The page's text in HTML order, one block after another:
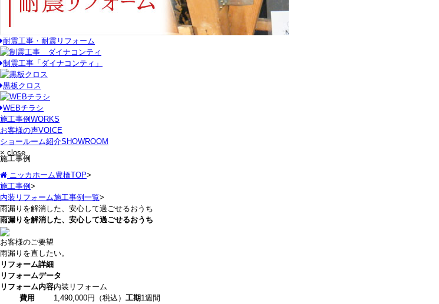
耐震工事・耐震リフォーム
制震工事「ダイナコンティ」
黒板クロス
WEBチラシ
施工事例 WORKS
お客様の声VOICE
ショールーム紹介SHOWROOM
× close
施工事例
ニッカホーム豊橋TOP>
施工事例 >
内装リフォーム施工事例一覧>
雨漏りを解消した、安心して過ごせるおうち
雨漏りを解消した、安心して過ごせるおうち
お客様のご要望
雨漏りを直したい。
リフォーム詳細
リフォームデータ
リフォーム内容内装リフォーム
費用
1,490,000円（税込） 工期1週間